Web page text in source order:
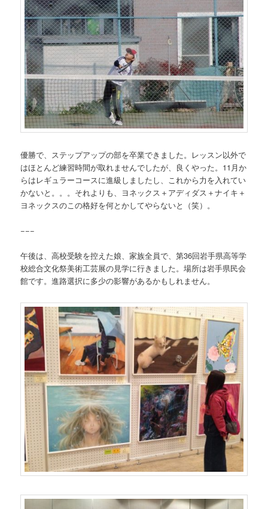
優勝で、ステップアップの部を卒業できました。レッスン以外で
はほとんど練習時間が取れませんでしたが、良くやった。11月か
らはレギュラーコースに進級しましたし、これから力を入れてい
かないと。。。それよりも、ヨネックス＋アディダス＋ナイキ＋
ヨネックスのこの格好を何とかしてやらないと（笑）。
−−−
午後は、高校受験を控えた娘、家族全員で、第36回岩手県高等学
校総合文化祭美術工芸展の見学に行きました。場所は岩手県民会
館です。進路選択に多少の影響があるかもしれません。